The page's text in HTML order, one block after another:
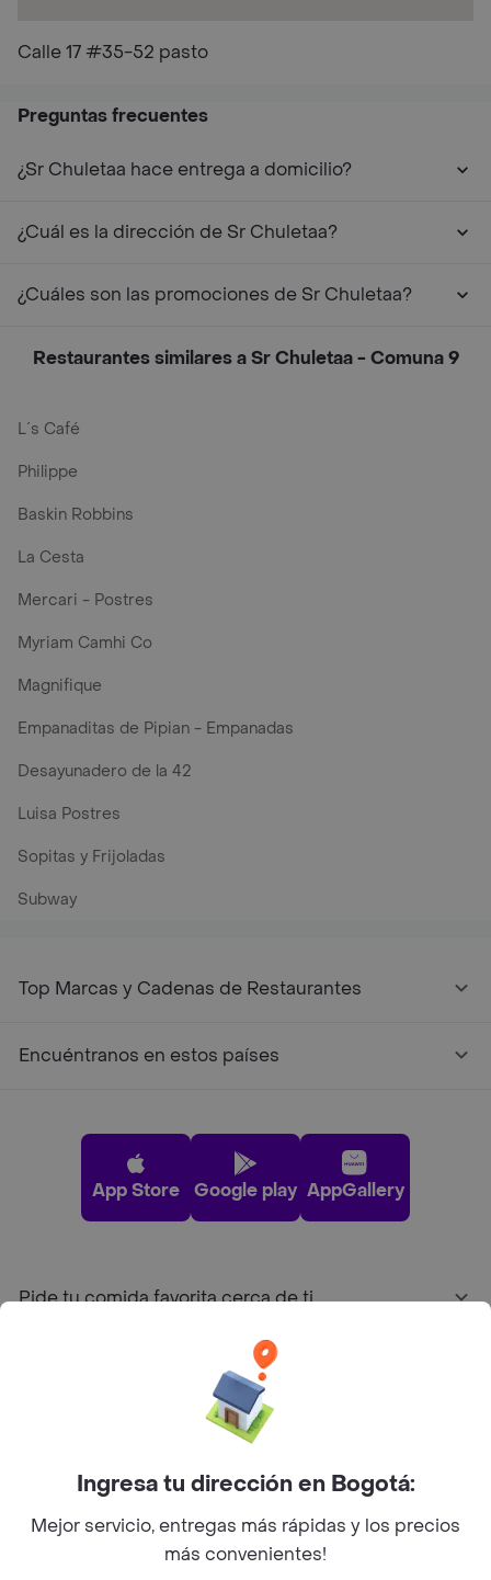
Calle 17 #35-52 pasto
Preguntas frecuentes
¿Sr Chuletaa hace entrega a domicilio?
¿Cuál es la dirección de Sr Chuletaa?
¿Cuáles son las promociones de Sr Chuletaa?
Restaurantes similares a Sr Chuletaa - Comuna 9
L´s Café
Philippe
Baskin Robbins
La Cesta
Mercari - Postres
Myriam Camhi Co
Magnifique
Empanaditas de Pipian - Empanadas
Desayunadero de la 42
Luisa Postres
Sopitas y Frijoladas
Subway
Top Marcas y Cadenas de Restaurantes
Encuéntranos en estos países
App Store Google play AppGallery
Pide tu comida favorita cerca de ti
Sobre Rappi
Facebook
Twitter
Instagram
Ingresa tu dirección en Bogotá:
Mejor servicio, entregas más rápidas y los precios
más convenientes!